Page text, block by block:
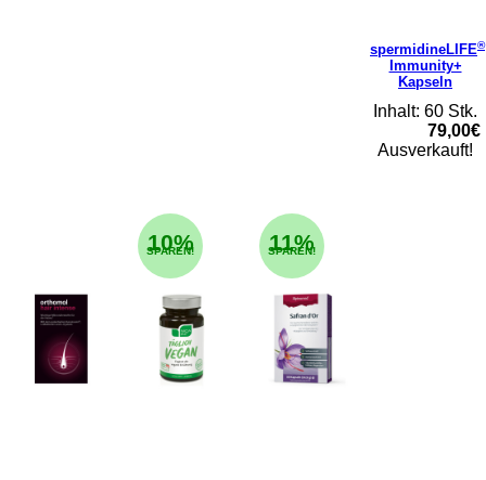
spermidineLIFE®
Immunity+
Kapseln
Inhalt: 60 Stk.
79,00€
Ausverkauft!
10%
SPAREN! 11%
SPAREN!